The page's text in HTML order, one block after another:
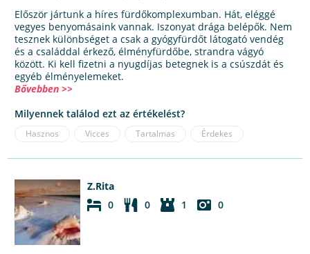
Először jártunk a híres fürdőkomplexumban. Hát, eléggé
vegyes benyomásaink vannak. Iszonyat drága belépők. Nem
tesznek különbséget a csak a gyógyfürdőt látogató vendég
és a családdal érkező, élményfürdőbe, strandra vágyó
között. Ki kell fizetni a nyugdíjas betegnek is a csúszdát és
egyéb élményelemeket.
Bővebben >>
Milyennek találod ezt az értékelést?
Hasznos Vicces Tartalmas Érdekes
Z.Rita
0
0 1 0